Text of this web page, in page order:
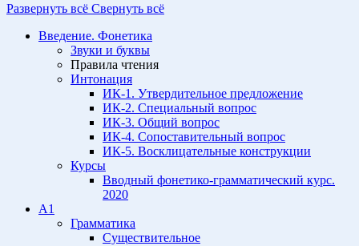
Развернуть всё Свернуть всё
Введение. Фонетика
Звуки и буквы
Правила чтения
Интонация
ИК-1. Утвердительное предложение
ИК-2. Специальный вопрос
ИК-3. Общий вопрос
ИК-4. Сопоставительный вопрос
ИК-5. Восклицательные конструкции
Курсы
Вводный фонетико-грамматический курс.
2020
A1
Грамматика
Существительное